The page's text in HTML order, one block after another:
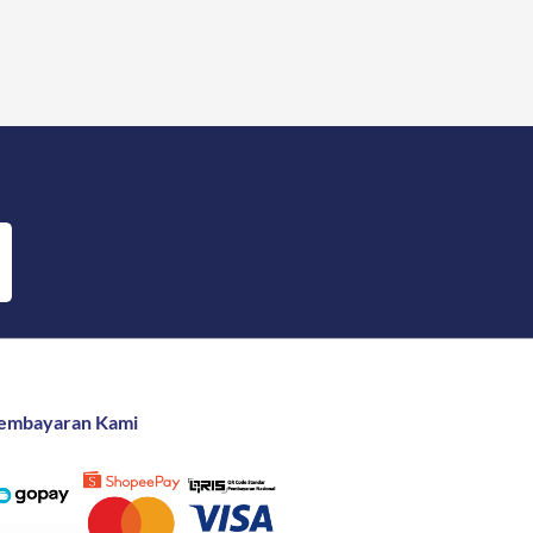
Kami